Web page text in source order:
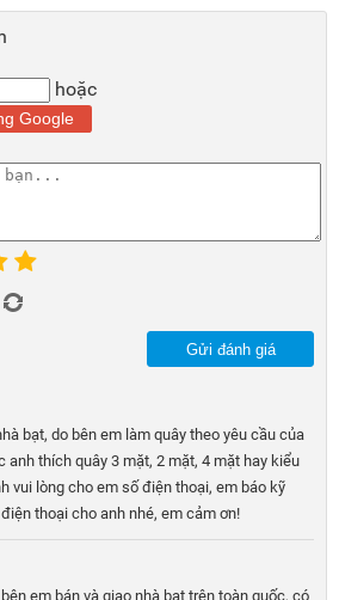
hoặc
Google
Gửi đánh giá
bạt, do bên em làm quây theo yêu cầu của
anh thích quây 3 mặt, 2 mặt, 4 mặt hay kiểu
vui lòng cho em số điện thoại, em báo kỹ
thoại cho anh nhé, em cảm ơn!
em bán và giao nhà bạt trên toàn quốc, có